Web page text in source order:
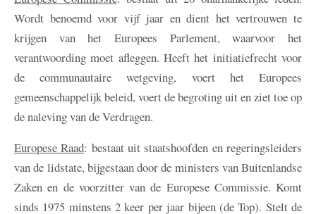
Wordt benoemd voor vijf jaar en dient het vertrouwen te
krijgen van het Europees Parlement, waarvoor het
verantwoording moet afleggen. Heeft het initiatiefrecht voor
de communautaire wetgeving, voert het Europees
gemeenschappelijk beleid, voert de begroting uit en ziet toe op
de naleving van de Verdragen.
Europese Raad: bestaat uit staatshoofden en regeringsleiders
van de lidstate, bijgestaan door de ministers van Buitenlandse
Zaken en de voorzitter van de Europese Commissie. Komt
sinds 1975 minstens 2 keer per jaar bijeen (de Top). Stelt de